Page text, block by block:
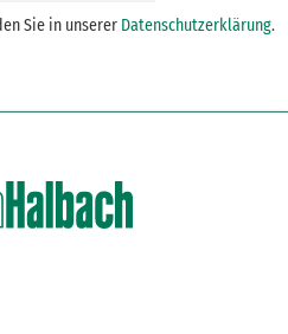
Sie in unserer Datenschutzerklärung.